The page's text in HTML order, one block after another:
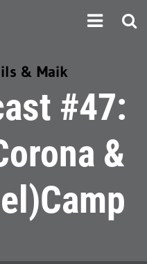
& Maik
#47:
&